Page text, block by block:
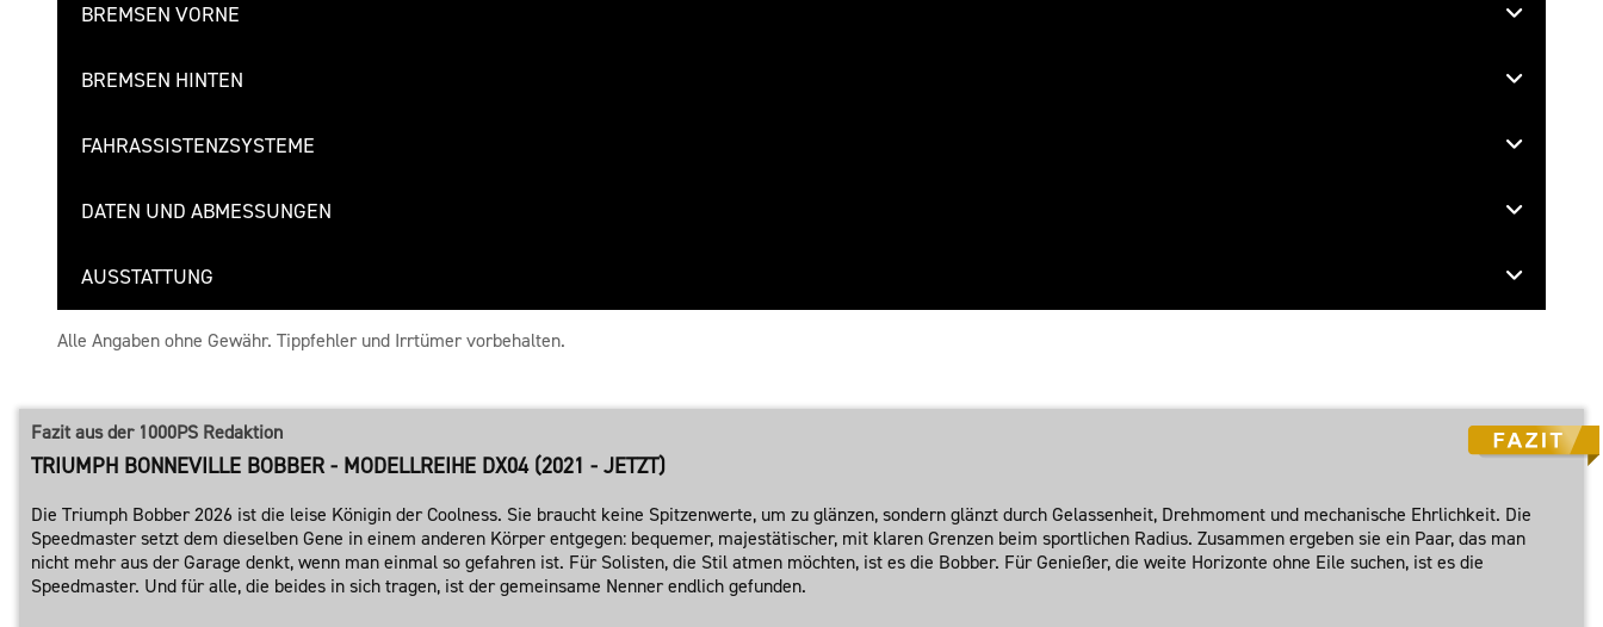
BREMSEN VORNE
BREMSEN HINTEN
FAHRASSISTENZSYSTEME
DATEN UND ABMESSUNGEN
AUSSTATTUNG
Alle Angaben ohne Gewähr. Tippfehler und Irrtümer vorbehalten.
Fazit aus der 1000PS Redaktion
TRIUMPH BONNEVILLE BOBBER - MODELLREIHE DX04 (2021 - JETZT)
Die Triumph Bobber 2026 ist die leise Königin der Coolness. Sie braucht keine Spitzenwerte, um zu glänzen, sondern glänzt durch Gelassenheit, Drehmoment und mechanische Ehrlichkeit. Die
Speedmaster setzt dem dieselben Gene in einem anderen Körper entgegen: bequemer, majestätischer, mit klaren Grenzen beim sportlichen Radius. Zusammen ergeben sie ein Paar, das man
nicht mehr aus der Garage denkt, wenn man einmal so gefahren ist. Für Solisten, die Stil atmen möchten, ist es die Bobber. Für Genießer, die weite Horizonte ohne Eile suchen, ist es die
Speedmaster. Und für alle, die beides in sich tragen, ist der gemeinsame Nenner endlich gefunden.